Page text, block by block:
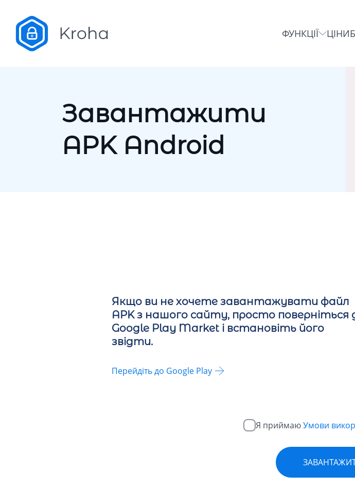
ФУНКЦІЇ ЦІНИ
Завантажити
APK Android
Якщо ви не хочете завантажувати файл
APK з нашого сайту, просто поверніться
Google Play Market і встановіть його
звідти.
Перейдіть до Google Play
Я приймаюУмови